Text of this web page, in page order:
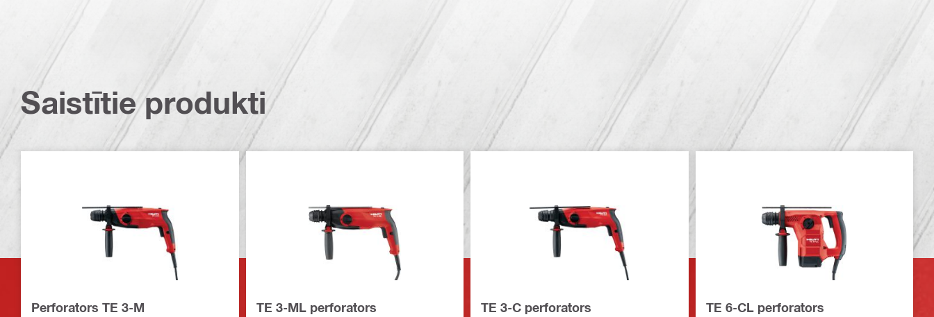
Saistītie produkti
Perforators TE 3-M TE 3-ML perforators TE 3-C perforators TE 6-CL perforators